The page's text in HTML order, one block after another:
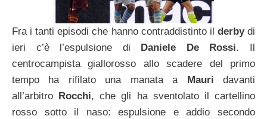
Fra i tanti episodi che hanno contraddistinto il derbydi
ieri c’è l’espulsione di
Daniele De Rossi. Il
centrocampista giallorosso allo scadere del primo
tempo ha rifilato una manata a
Mauri davanti
all’arbitro
Rocchi, che gli ha sventolato il cartellino
rosso sotto il naso: espulsione e addio secondo